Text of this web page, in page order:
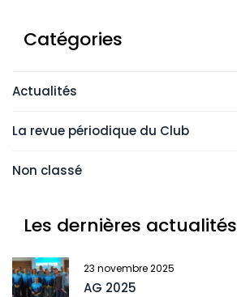
Catégories
Actualités
La revue périodique du Club
Non classé
Les dernières actualités
23 novembre 2025
AG 2025